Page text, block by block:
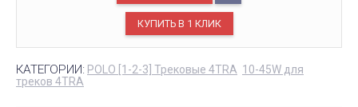
КАТЕГОРИИ: POLO [1-2-3] Трековые 4TRA 10-45W для
треков 4TRA